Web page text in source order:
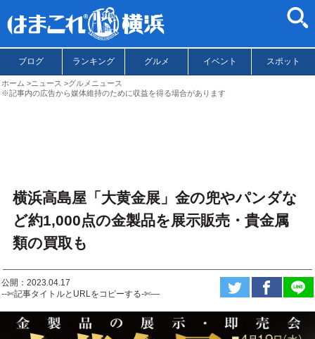
ブログ ランキング グルメ イベント スポット
ホーム ニュース
グルメニュース
※記事内の広告から媒体維持のために収益を得る場合があります
横浜高島屋「大黄金展」金の兜やパンダな
ど約1,000点の金製品を展示販売・貴金属
類の買取も
公開：2023.04.17
--✄記事タイトルとURLをコピーする-✄—